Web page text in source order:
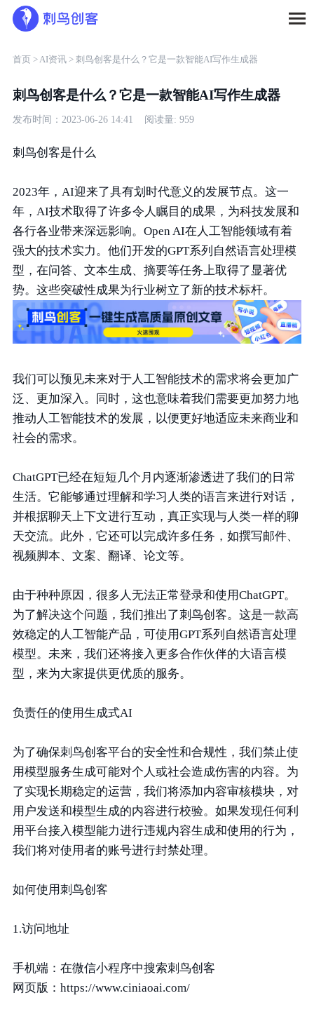
首页 >AI资讯 > 刺鸟创客是什么？它是一款智能AI写作生成器
刺鸟创客是什么？它是一款智能AI写作生成器
发布时间：2023-06-26 14:41 阅读量: 959
刺鸟创客是什么
2023年，AI迎来了具有划时代意义的发展节点。这一
年，AI技术取得了许多令人瞩目的成果，为科技发展和
各行各业带来深远影响。Open AI在人工智能领域有着
强大的技术实力。他们开发的GPT系列自然语言处理模
型，在问答、文本生成、摘要等任务上取得了显著优
势。这些突破性成果为行业树立了新的技术标杆。
我们可以预见未来对于人工智能技术的需求将会更加广
泛、更加深入。同时，这也意味着我们需要更加努力地
推动人工智能技术的发展，以便更好地适应未来商业和
社会的需求。
ChatGPT已经在短短几个月内逐渐渗透进了我们的日常
生活。它能够通过理解和学习人类的语言来进行对话，
并根据聊天上下文进行互动，真正实现与人类一样的聊
天交流。此外，它还可以完成许多任务，如撰写邮件、
视频脚本、文案、翻译、论文等。
由于种种原因，很多人无法正常登录和使用ChatGPT。
为了解决这个问题，我们推出了刺鸟创客。这是一款高
效稳定的人工智能产品，可使用GPT系列自然语言处理
模型。未来，我们还将接入更多合作伙伴的大语言模
型，来为大家提供更优质的服务。
负责任的使用生成式AI
为了确保刺鸟创客平台的安全性和合规性，我们禁止使
用模型服务生成可能对个人或社会造成伤害的内容。为
了实现长期稳定的运营，我们将添加内容审核模块，对
用户发送和模型生成的内容进行校验。如果发现任何利
用平台接入模型能力进行违规内容生成和使用的行为，
我们将对使用者的账号进行封禁处理。
如何使用刺鸟创客
1.访问地址
手机端：在微信小程序中搜索刺鸟创客
网页版：https://www.ciniaoai.com/